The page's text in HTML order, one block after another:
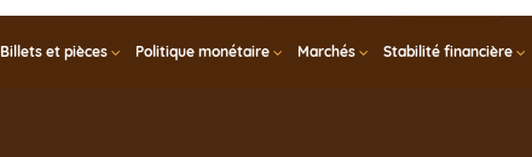
Billets et pièces Politique monétaire Marchés Stabilité financière